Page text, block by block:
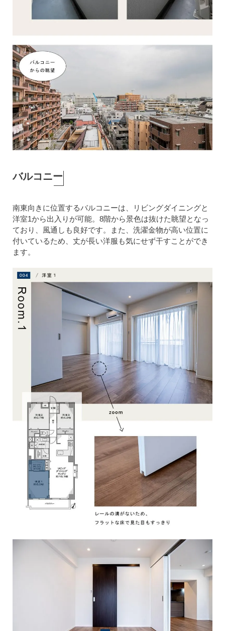
バルコニー
南東向きに位置するバルコニーは、リビングダイニングと
洋室1から出入りが可能。8階から景色は抜けた眺望となっ
ており、風通しも良好です。また、洗濯金物が高い位置に
付いているため、丈が長い洋服も気にせず干すことができ
ます。